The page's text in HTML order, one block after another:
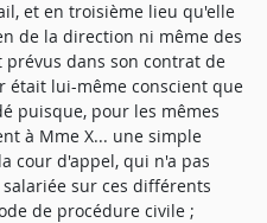
et en troisième lieu qu'elle
de la direction ni même des
dans son contrat de
était lui-même conscient que
puisque, pour les mêmes
à Mme X... une simple
cour d'appel, qui n'a pas
sur ces différents
de procédure civile ;